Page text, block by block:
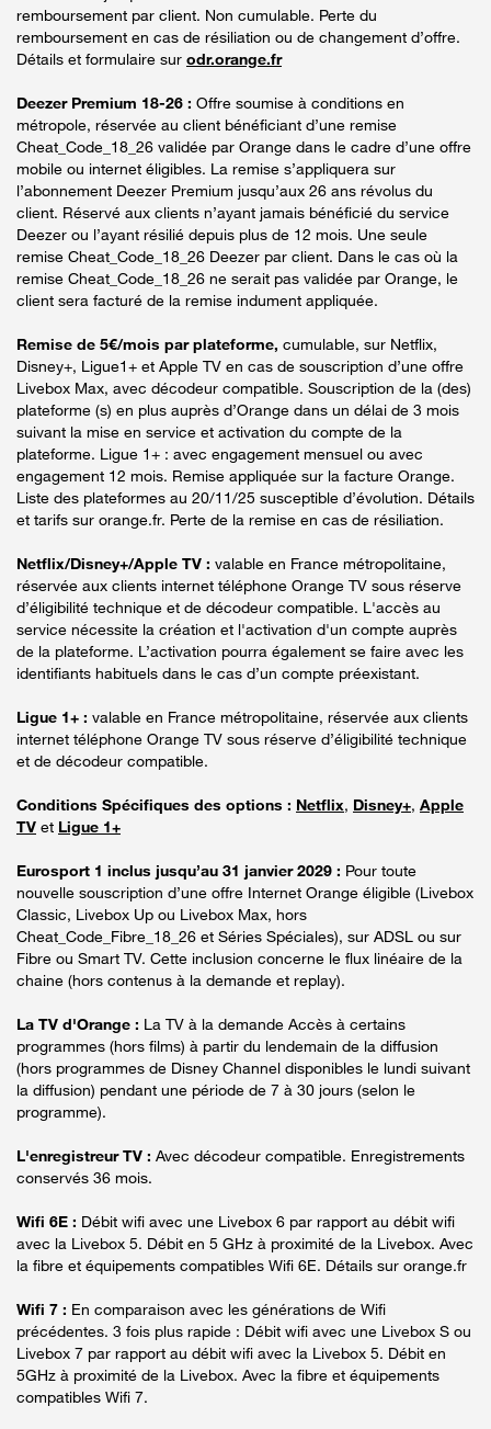
remboursement par client. Non cumulable. Perte du
remboursement en cas de résiliation ou de changement d’offre.
Détails et formulaire sur odr.orange.fr
Deezer Premium 18-26 : Offre soumise à conditions en
métropole, réservée au client bénéficiant d’une remise
Cheat_Code_18_26 validée par Orange dans le cadre d’une offre
mobile ou internet éligibles. La remise s’appliquera sur
l’abonnement Deezer Premium jusqu’aux 26 ans révolus du
client. Réservé aux clients n’ayant jamais bénéficié du service
Deezer ou l’ayant résilié depuis plus de 12 mois. Une seule
remise Cheat_Code_18_26 Deezer par client. Dans le cas où la
remise Cheat_Code_18_26 ne serait pas validée par Orange, le
client sera facturé de la remise indument appliquée.
Remise de 5€/mois par plateforme, cumulable, sur Netflix,
Disney+, Ligue1+ et Apple TV en cas de souscription d’une offre
Livebox Max, avec décodeur compatible. Souscription de la (des)
plateforme (s) en plus auprès d’Orange dans un délai de 3 mois
suivant la mise en service et activation du compte de la
plateforme. Ligue 1+ : avec engagement mensuel ou avec
engagement 12 mois. Remise appliquée sur la facture Orange.
Liste des plateformes au 20/11/25 susceptible d’évolution. Détails
et tarifs sur orange.fr. Perte de la remise en cas de résiliation.
Netflix/Disney+/Apple TV : valable en France métropolitaine,
réservée aux clients internet téléphone Orange TV sous réserve
d’éligibilité technique et de décodeur compatible. L'accès au
service nécessite la création et l'activation d'un compte auprès
de la plateforme. L’activation pourra également se faire avec les
identifiants habituels dans le cas d’un compte préexistant.
Ligue 1+ : valable en France métropolitaine, réservée aux clients
internet téléphone Orange TV sous réserve d’éligibilité technique
et de décodeur compatible.
Conditions Spécifiques des options : Netflix, Disney+, Apple
TV et Ligue 1+
Eurosport 1 inclus jusqu’au 31 janvier 2029 : Pour toute
nouvelle souscription d’une offre Internet Orange éligible (Livebox
Classic, Livebox Up ou Livebox Max, hors
Cheat_Code_Fibre_18_26 et Séries Spéciales), sur ADSL ou sur
Fibre ou Smart TV. Cette inclusion concerne le flux linéaire de la
chaine (hors contenus à la demande et replay).
La TV d'Orange : La TV à la demande Accès à certains
programmes (hors films) à partir du lendemain de la diffusion
(hors programmes de Disney Channel disponibles le lundi suivant
la diffusion) pendant une période de 7 à 30 jours (selon le
programme).
L'enregistreur TV : Avec décodeur compatible. Enregistrements
conservés 36 mois.
Wifi 6E : Débit wifi avec une Livebox 6 par rapport au débit wifi
avec la Livebox 5. Débit en 5 GHz à proximité de la Livebox. Avec
la fibre et équipements compatibles Wifi 6E. Détails sur orange.fr
Wifi 7 : En comparaison avec les générations de Wifi
précédentes. 3 fois plus rapide : Débit wifi avec une Livebox S ou
Livebox 7 par rapport au débit wifi avec la Livebox 5. Débit en
5GHz à proximité de la Livebox. Avec la fibre et équipements
compatibles Wifi 7.